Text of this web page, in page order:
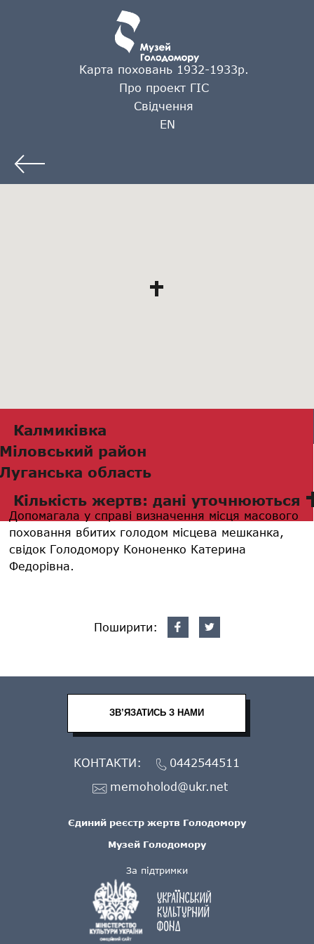
Карта поховань 1932-1933р.
Про проект ГІС
Свідчення
EN
Калмиківка
Міловський район
Луганська область
Кількість жертв: дані уточнюються
Допомагала у справі визначення місця масового
поховання вбитих голодом місцева мешканка,
свідок Голодомору Кононенко Катерина
Федорівна.
Поширити:
За підтримки
Єдиний реєстр жертв Голодомору
Музей Голодомору
ЗВ’ЯЗАТИСЬ З НАМИ
КОНТАКТИ:
0442544511
memoholod@ukr.net